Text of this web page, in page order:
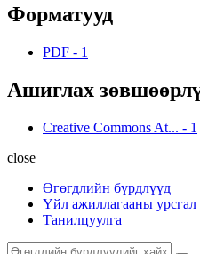
Форматууд
PDF - 1
Ашиглах
Creative Commons At... - 1
close
Өгөгдлийн бүрдлүүд
Үйл ажиллагааны урсгал
Танилцуулга